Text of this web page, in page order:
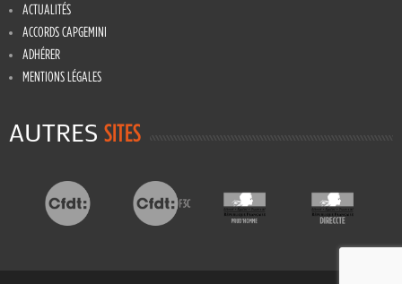
ACTUALITÉS
ACCORDS CAPGEMINI
ADHÉRER
MENTIONS LÉGALES
AUTRES SITES